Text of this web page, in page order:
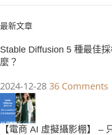
最新文章
Stable Diffusion 5 種最佳
麼？
2024-12-28 36 Comments
【電商 AI 虛擬攝影棚】 –